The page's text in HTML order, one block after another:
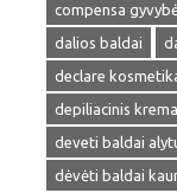
compensa
dalios baldai
declare
depiliacinis
deveti baldai
dėvėti baldai